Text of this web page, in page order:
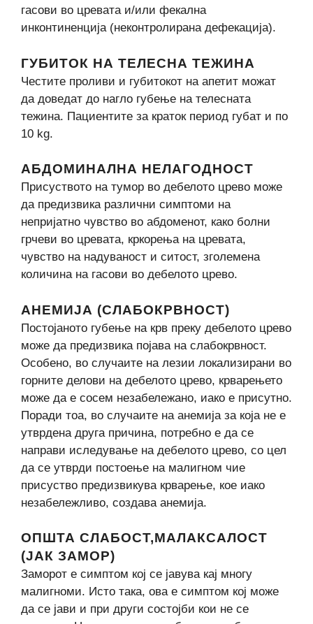
гасови во цревата и/или фекална
инконтиненција (неконтролирана дефекација).
ГУБИТОК НА ТЕЛЕСНА ТЕЖИНА
Честите проливи и губитокот на апетит можат
да доведат до нагло губење на телесната
тежина. Пациентите за краток период губат и по
10 kg.
АБДОМИНАЛНА НЕЛАГОДНОСТ
Присуството на тумор во дебелото црево може
да предизвика различни симптоми на
непријатно чувство во абдоменот, како болни
грчеви во цревата, кркорења на цревата,
чувство на надуваност и ситост, зголемена
количина на гасови во дебелото црево.
АНЕМИЈА (СЛАБОКРВНОСТ)
Постојаното губење на крв преку дебелото црево
може да предизвика појава на слабокрвност.
Особено, во случаите на лезии локализирани во
горните делови на дебелото црево, крварењето
може да е сосем незабележано, иако е присутно.
Поради тоа, во случаите на анемија за која не е
утврдена друга причина, потребно е да се
направи иследување на дебелото црево, со цел
да се утврди постоење на малигном чие
присуство предизвикува крварење, кое иако
незабележливо, создава анемија.
ОПШТА СЛАБОСТ,МАЛАКСАЛОСТ
(ЈАК ЗАМОР)
Заморот е симптом кој се јавува кај многу
малигноми. Исто така, ова е симптом кој може
да се јави и при други состојби кои не се